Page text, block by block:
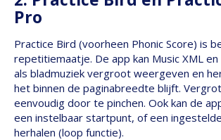
Pro
Practice Bird (voorheen Phonic Score) is
repetitiemaatje. De app kan Music XML
als bladmuziek vergroot weergeven en
het binnen de paginabreedte blijft.
eenvoudig door te pinchen. Ook kan de
een instelbaar startpunt, of een
herhalen (loop functie).